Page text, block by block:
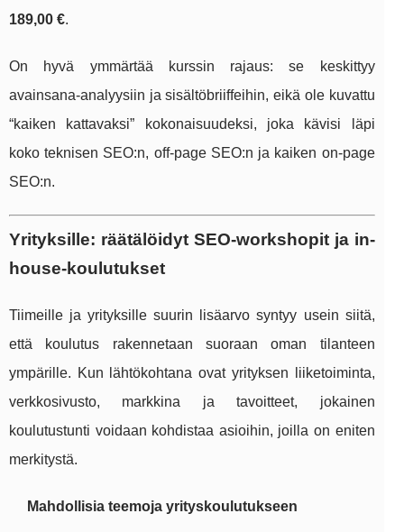
189,00 €.
On hyvä ymmärtää kurssin rajaus: se keskittyy
avainsana-analyysiin ja sisältöbriiffeihin, eikä ole kuvattu
“kaiken kattavaksi” kokonaisuudeksi, joka kävisi läpi
koko teknisen SEO:n, off-page SEO:n ja kaiken on-page
SEO:n.
Yrityksille: räätälöidyt SEO-workshopit ja in-
house-koulutukset
Tiimeille ja yrityksille suurin lisäarvo syntyy usein siitä,
että koulutus rakennetaan suoraan oman tilanteen
ympärille. Kun lähtökohtana ovat yrityksen liiketoiminta,
verkkosivusto, markkina ja tavoitteet, jokainen
koulutustunti voidaan kohdistaa asioihin, joilla on eniten
merkitystä.
Mahdollisia teemoja yrityskoulutukseen